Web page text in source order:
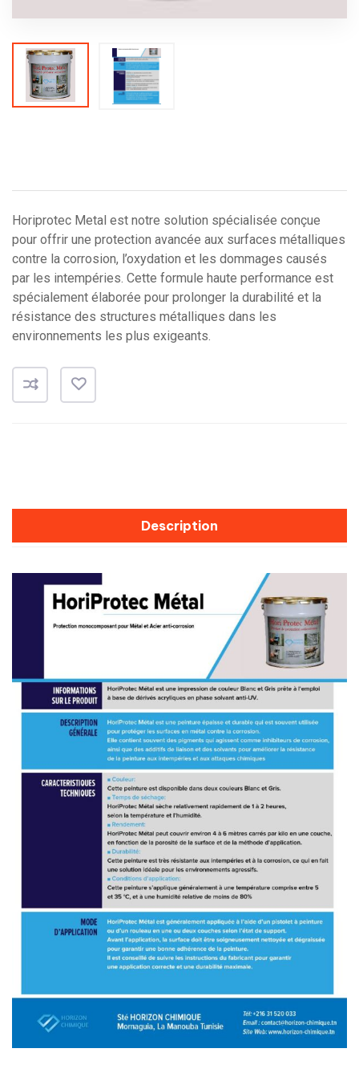
Horiprotec Metal est notre solution spécialisée conçue
pour offrir une protection avancée aux surfaces métalliques
contre la corrosion, l’oxydation et les dommages causés
par les intempéries. Cette formule haute performance est
spécialement élaborée pour prolonger la durabilité et la
résistance des structures métalliques dans les
environnements les plus exigeants.
Description